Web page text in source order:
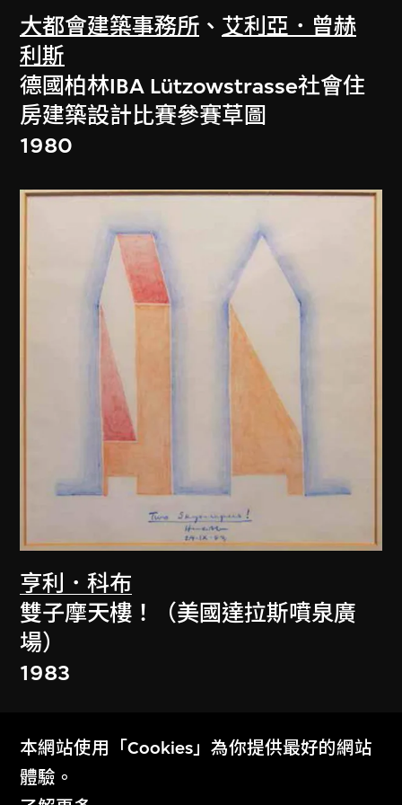
大都會建築事務所 、 艾利亞．曾赫
利斯
德國柏林IBA Lützowstrasse社會住
房建築設計比賽參賽草圖
1980
亨利．科布
雙子摩天樓！（美國達拉斯噴泉廣
場）
1983
本網站使用「Cookies」為你提供最好的網站
體驗。